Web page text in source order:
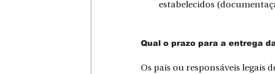
estabelecidos
Qual o prazo para a entrega
Os pais ou responsáveis legais